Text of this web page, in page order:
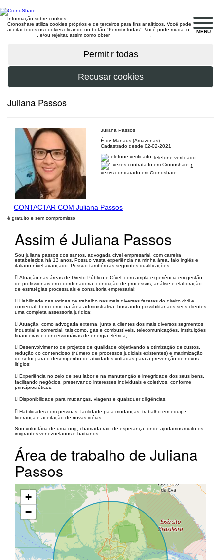
MENU
Informação sobre cookies
Cronoshare utiliza cookies próprios e de terceiros para fins analíticos. Você pode
aceitar todos os cookies clicando no botão "Permitir todas". Você pode mudar o
, e/ou rejeitar, assim como obter
Juliana Passos
Juliana Passos
É de Manaus (Amazonas)
Cadastrado desde 02-02-2021
Telefone verificado
1
vezes contratado em Cronoshare
CONTACTAR COM Juliana Passos
é gratuito e sem compromisso
Assim é Juliana Passos
Sou juliana passos dos santos, advogada cível empresarial, com carreira
estabelecida há 13 anos. Possuo vasta experiência na minha área, falo inglês e
italiano nível avançado. Possuo também as seguintes qualificações:
 Atuação nas áreas de Direito Público e Cível, com ampla experiência em gestão
de profissionais em coordenadoria, condução de processos, análise e elaboração
de estratégias processuais e consultoria empresarial;
 Habilidade nas rotinas de trabalho nas mais diversas facetas do direito civil e
comercial, bem como na área administrativa, buscando possibilitar aos seus clientes
uma completa assessoria jurídica;
 Atuação, como advogada externa, junto a clientes dos mais diversos segmentos
industrial e comercial, tais como, gás e combustíveis, telecomunicações, instituições
financeiras e concessionárias de energia elétrica;
 Desenvolvimento de projetos de qualidade objetivando a otimização de custos,
redução do contencioso (número de processos judiciais existentes) e maximização
do setor para o desempenho de atividades voltadas para a prevenção de novos
litígios;
 Experiência no zelo de seu labor e na manutenção e integridade dos seus bens,
facilitando negócios, preservando interesses individuais e coletivos, conforme
princípios éticos.
 Disponibilidade para mudanças, viagens e quaisquer diligências.
 Habilidades com pessoas, facilidade para mudanças, trabalho em equipe,
liderança e aceitação de novas idéias.
Sou voluntária de uma ong, chamada raio de esperança, onde ajudamos muito os
imigrantes venezuelanos e haitianos.
Área de trabalho de Juliana
Passos
+
−